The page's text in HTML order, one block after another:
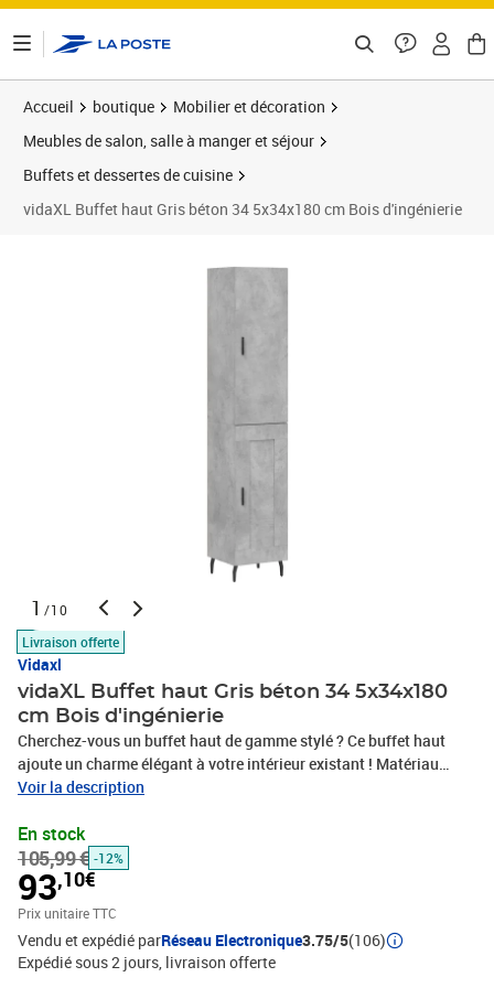
Accueil boutique
Mobilier et décoration
Meubles de salon, salle à manger et séjour
Buffets et dessertes de cuisine
vidaXL Buffet haut Gris béton 34 5x34x180 cm Bois d'ingénierie
1 /10
Livraison offerte
Vidaxl
vidaXL Buffet haut Gris béton 34 5x34x180
cm Bois d'ingénierie
Cherchez-vous un buffet haut de gamme stylé ? Ce buffet haut
ajoute un charme élégant à votre intérieur existant ! Matériau
durable : le bois d'ingénierie est d'une qualité exceptionnelle avec
résistance à l'humidité.Grand espace de rangement : l'armoire
offre un grand espace de rangement pour garder vos différents
articles essentiels quotidiens bien organisés et facilement
accessibles.Portes pratiques : gardez votre espace sans
encombrement en cachant de petits articles essentiels derrière les
portes de l'armoire de rangement.Pieds en métal : les pieds en
métal ajoutent un style calme à votre intérieur tout en assurant la
Voir la description
En stock
105,99 € -12%
93,10€
Prix unitaire TTC
Vendu et expédié parRéseau Electronique3.75/5(106)
Expédié sous 2 jours livraison offerte